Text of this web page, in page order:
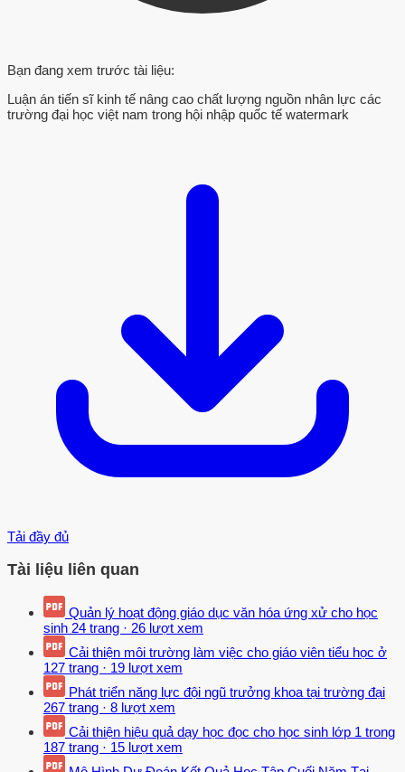
Bạn đang xem trước tài liệu:
Luận án tiến sĩ kinh tế nâng cao chất lượng nguồn nhân lực các
trường đại học việt nam trong hội nhập quốc tế watermark
Tải đầy đủ
Tài liệu liên quan
Quản lý hoạt động giáo dục văn hóa ứng xử cho học
sinh 24 trang · 26 lượt xem
Cải thiện môi trường làm việc cho giáo viên tiểu học ở
127 trang · 19 lượt xem
Phát triển năng lực đội ngũ trưởng khoa tại trường đại
267 trang · 8 lượt xem
Cải thiện hiệu quả dạy học đọc cho học sinh lớp 1 trong
187 trang · 15 lượt xem